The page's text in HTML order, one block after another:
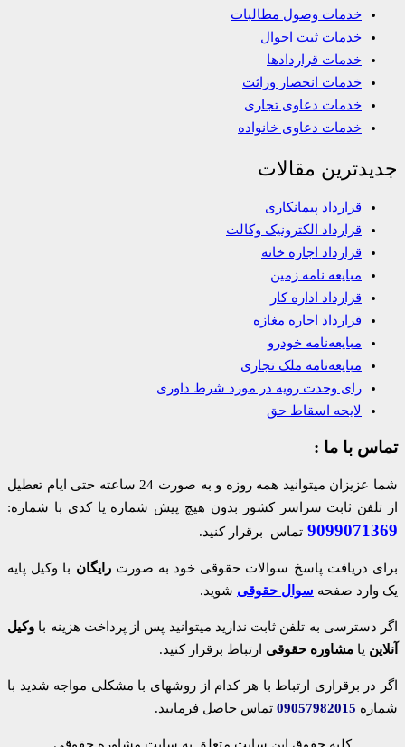
خدمات وصول مطالبات
خدمات ثبت احوال
خدمات قراردادها
خدمات انحصار وراثت
خدمات دعاوی تجاری
خدمات دعاوی خانواده
جدیدترین مقالات
قرارداد پیمانکاری
قرارداد الکترونیک وکالت
قرارداد اجاره خانه
مبایعه نامه زمین
قرارداد اداره کار
قرارداد اجاره مغازه
مبایعه‌نامه خودرو
مبایعه‌نامه ملک تجاری
رای وحدت رویه در مورد شرط داوری
لایحه اسقاط حق
تماس با ما :
شما عزیزان میتوانید همه روزه و به صورت 24 ساعته حتی ایام تعطیل
از تلفن ثابت سراسر کشور بدون هیچ پیش شماره یا کدی با شماره:
9099071369 تماس برقرار کنید.
برای دریافت پاسخ سوالات حقوقی خود به صورت رایگان با وکیل پایه
یک وارد صفحه سوال حقوقی شوید.
اگر دسترسی به تلفن ثابت ندارید میتوانید پس از پرداخت هزینه با وکیل
آنلاین یا مشاوره حقوقی ارتباط برقرار کنید.
اگر در برقراری ارتباط با هر کدام از روشهای با مشکلی مواجه شدید با
شماره 09057982015 تماس حاصل فرمایید.